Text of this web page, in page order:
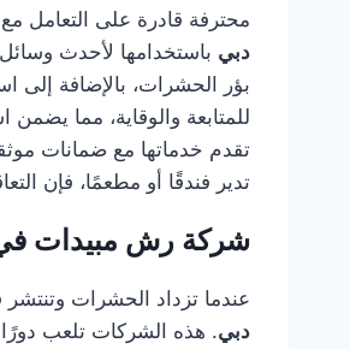
محترفة قادرة على التعامل
دبي باستخدامها لأحدث
بؤر الحشرات، بالإضافة إلى
للمتابعة والوقاية، مما
تقدم خدماتها مع ضمانات
تدير فندقًا أو مطعمًا، فإن
شركة رش مبيدات
عندما تزداد الحشرات
دبي. هذه الشركات تلعب